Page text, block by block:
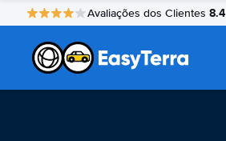
Avaliações dos Clientes 8.4